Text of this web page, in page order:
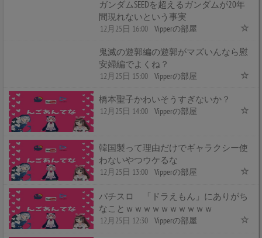
ガンダムSEEDを超えるガンダムが20年
間現れないという事実
12月25日 16:00 Vipperの部屋
鬼滅の遊郭編の遊郭がマズいんなら慰
安婦編でよくね？
12月25日 15:00 Vipperの部屋
橋本聖子かわいそうすぎないか？
12月25日 14:00 Vipperの部屋
韓国製って理由だけでギャラクシー使
わないやつウケるな
12月25日 13:00 Vipperの部屋
パチスロ 「ドラえもん」にありがち
なことｗｗｗｗｗｗｗｗｗｗ
12月25日 12:30 Vipperの部屋